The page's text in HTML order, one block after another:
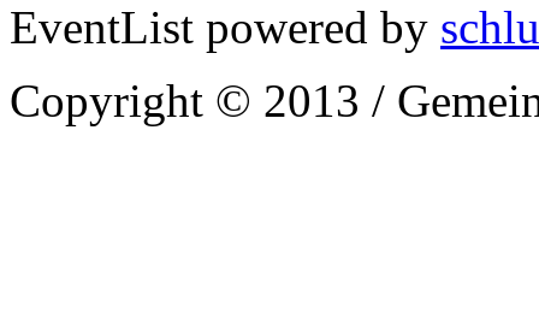
EventList powered by
Copyright © 2013 /